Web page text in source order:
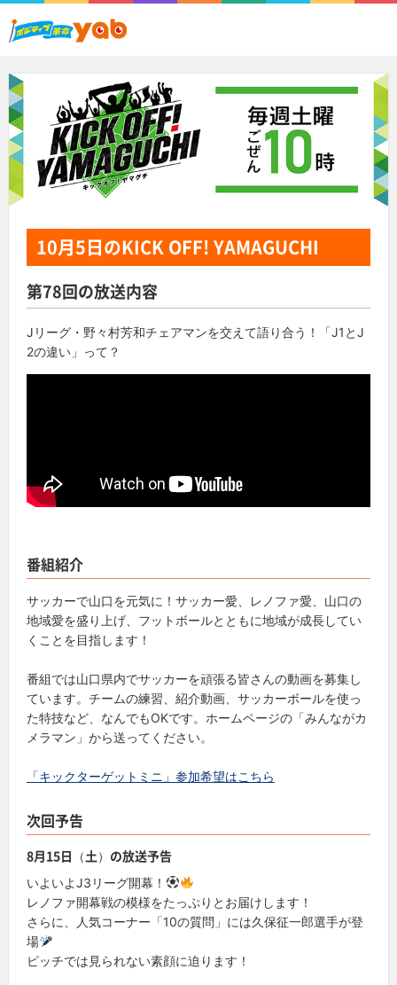
10月5日のKICK OFF! YAMAGUCHI
第78回の放送内容
Jリーグ・野々村芳和チェアマンを交えて語り合う！「J1とJ
2の違い」って？
番組紹介
サッカーで山口を元気に！サッカー愛、レノファ愛、山口の
地域愛を盛り上げ、フットボールとともに地域が成長してい
くことを目指します！
番組では山口県内でサッカーを頑張る皆さんの動画を募集し
ています。チームの練習、紹介動画、サッカーボールを使っ
た特技など、なんでもOKです。ホームページの「みんながカ
メラマン」から送ってください。
「キックターゲットミニ」参加希望はこちら
次回予告
8月15日（土）の放送予告
いよいよJ3リーグ開幕！
レノファ開幕戦の模様をたっぷりとお届けします！
さらに、人気コーナー「10の質問」には久保征一郎選手が登
場
ピッチでは見られない素顔に迫ります！